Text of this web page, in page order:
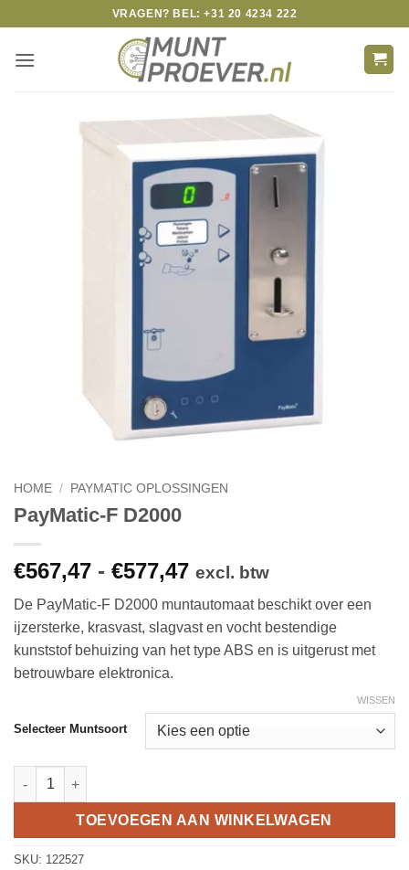
content
VRAGEN? BEL: +31 20 4234 222
HOME / PAYMATIC OPLOSSINGEN
PayMatic-F D2000
€567,47 - €577,47Prijsklasse:
€567,47
tot
€577,47
excl. btw
De PayMatic-F D2000 muntautomaat beschikt over een
ijzersterke, krasvast, slagvast en vocht bestendige
kunststof behuizing van het type ABS en is uitgerust met
betrouwbare elektronica.
Selecteer Muntsoort
WISSEN
PayMatic-F D2000 aantal
TOEVOEGEN AAN WINKELWAGEN
SKU: 122527